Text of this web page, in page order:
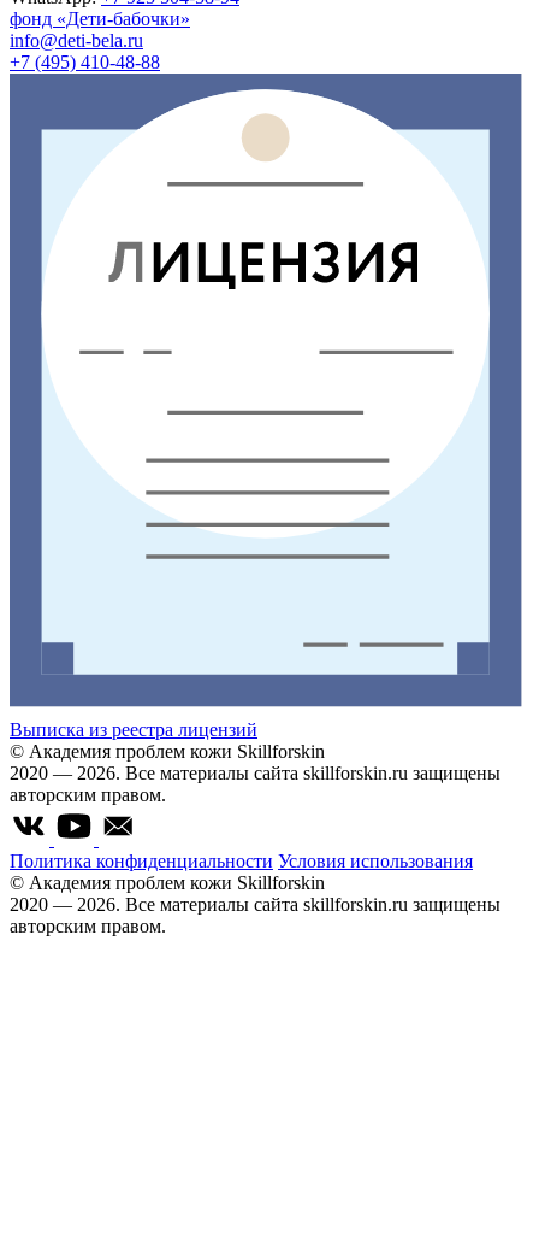
фонд «Дети-бабочки»
info@deti-bela.ru
+7 (495) 410-48-88
Выписка из реестра лицензий
© Академия проблем кожи Skillforskin
2020 — 2026. Все материалы сайта skillforskin.ru защищены
авторским правом.
Политика конфиденциальности Условия использования
© Академия проблем кожи Skillforskin
2020 — 2026. Все материалы сайта skillforskin.ru защищены
авторским правом.